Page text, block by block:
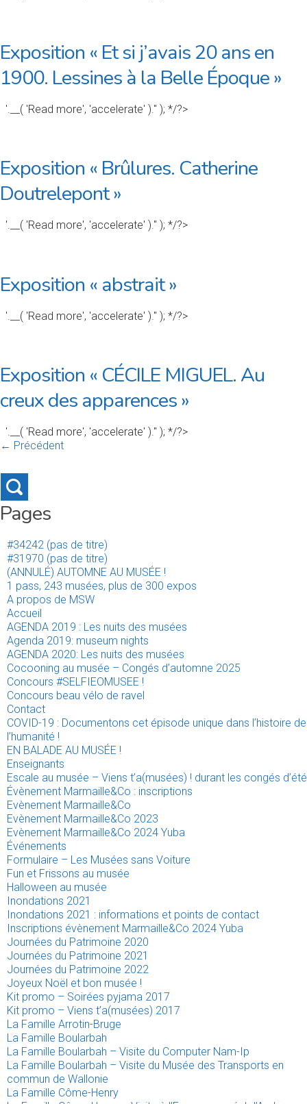
Exposition « Et si j’avais 20 ans en
1900. Lessines à la Belle Époque »
'.__( 'Read more', 'accelerate' ).'' ); */?>
Exposition « Brûlures. Catherine
Doutrelepont »
'.__( 'Read more', 'accelerate' ).'' ); */?>
Exposition « abstrait »
'.__( 'Read more', 'accelerate' ).'' ); */?>
Exposition « CÉCILE MIGUEL. Au
creux des apparences »
'.__( 'Read more', 'accelerate' ).'' ); */?>
← Précédent
Pages
#34242 (pas de titre)
#31970 (pas de titre)
(ANNULÉ) AUTOMNE AU MUSÉE !
1 pass, 243 musées, plus de 300 expos
A propos de MSW
Accueil
AGENDA 2019 : Les nuits des musées
Agenda 2019: museum nights
AGENDA 2020: Les nuits des musées
Cocooning au musée – Congés d’automne 2025
Concours #SELFIEOMUSEE !
Concours beau vélo de ravel
Contact
COVID-19 : Documentons cet épisode unique dans l’histoire de
l’humanité !
EN BALADE AU MUSÉE !
Enseignants
Escale au musée – Viens t’a(musées) ! durant les congés d’été
Évènement Marmaille&Co : inscriptions
Evènement Marmaille&Co
Evènement Marmaille&Co 2023
Evènement Marmaille&Co 2024 Yuba
Événements
Formulaire – Les Musées sans Voiture
Fun et Frissons au musée
Halloween au musée
Inondations 2021
Inondations 2021 : informations et points de contact
Inscriptions évènement Marmaille&Co 2024 Yuba
Journées du Patrimoine 2020
Journées du Patrimoine 2021
Journées du Patrimoine 2022
Joyeux Noël et bon musée !
Kit promo – Soirées pyjama 2017
Kit promo – Viens t’a(musées) 2017
La Famille Arrotin-Bruge
La Famille Boularbah
La Famille Boularbah – Visite du Computer Nam-Ip
La Famille Boularbah – Visite du Musée des Transports en
commun de Wallonie
La Famille Côme-Henry